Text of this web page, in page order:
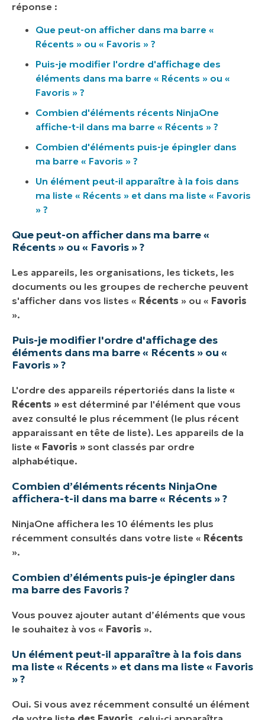
réponse :
Que peut-on afficher dans ma barre «
Récents » ou « Favoris » ?
Puis-je modifier l'ordre d'affichage des
éléments dans ma barre « Récents » ou «
Favoris » ?
Combien d'éléments récents NinjaOne
affiche-t-il dans ma barre « Récents » ?
Combien d'éléments puis-je épingler dans
ma barre « Favoris » ?
Un élément peut-il apparaître à la fois dans
ma liste « Récents » et dans ma liste « Favoris
» ?
Que peut-on afficher dans ma barre «
Récents » ou « Favoris » ?
Les appareils, les organisations, les tickets, les
documents ou les groupes de recherche peuvent
s'afficher dans vos listes « Récents » ou « Favoris
».
Puis-je modifier l'ordre d'affichage des
éléments dans ma barre « Récents » ou «
Favoris » ?
L'ordre des appareils répertoriés dans la liste «
Récents » est déterminé par l'élément que vous
avez consulté le plus récemment (le plus récent
apparaissant en tête de liste). Les appareils de la
liste « Favoris » sont classés par ordre
alphabétique.
Combien d’éléments récents NinjaOne
affichera-t-il dans ma barre « Récents » ?
NinjaOne affichera les 10 éléments les plus
récemment consultés dans votre liste « Récents
».
Combien d’éléments puis-je épingler dans
ma barre des Favoris ?
Vous pouvez ajouter autant d’éléments que vous
le souhaitez à vos « Favoris ».
Un élément peut-il apparaître à la fois dans
ma liste « Récents » et dans ma liste « Favoris
» ?
Oui. Si vous avez récemment consulté un élément